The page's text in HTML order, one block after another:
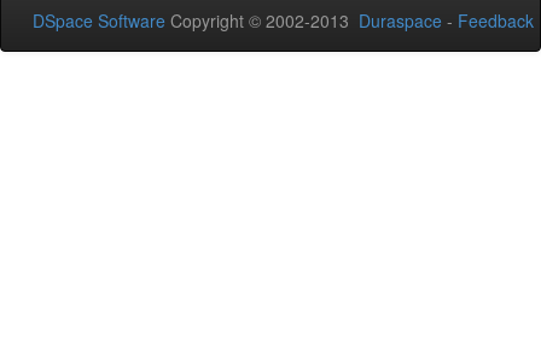
DSpace Software Copyright © 2002-2013 Duraspace - Feedback